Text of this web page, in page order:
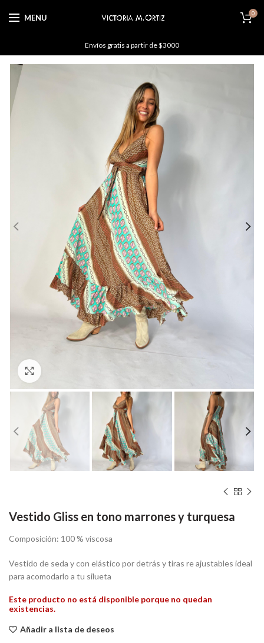
MENU 0
Envíos gratis a partir de $3000
Vestido Gliss en tono marrones y turquesa
Composición: 100 % viscosa
Vestido de seda y con elástico por detrás y tiras re ajustables ideal
para acomodarlo a tu silueta
Este producto no está disponible porque no quedan
existencias.
Añadir a lista de deseos